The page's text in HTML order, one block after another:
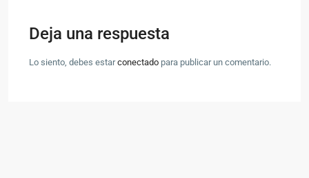
Deja una respuesta
Lo siento, debes estarconectado para publicar un comentario.